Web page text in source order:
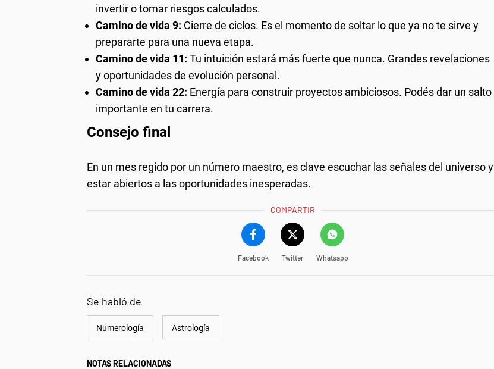
invertir o tomar riesgos calculados.
Camino de vida 9: Cierre de ciclos. Es el momento de soltar lo que ya no te sirve y
prepararte para una nueva etapa.
Camino de vida 11: Tu intuición estará más fuerte que nunca. Grandes revelaciones
y oportunidades de evolución personal.
Camino de vida 22: Energía para construir proyectos ambiciosos. Podés dar un salto
importante en tu carrera.
Consejo final
En un mes regido por un número maestro, es clave escuchar las señales del universo y
estar abiertos a las oportunidades inesperadas.
COMPARTIR
Facebook Twitter Whatsapp
Se habló de
Numerología Astrología
NOTAS RELACIONADAS